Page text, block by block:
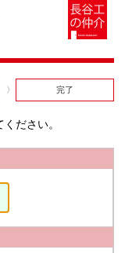
完了
ださい。